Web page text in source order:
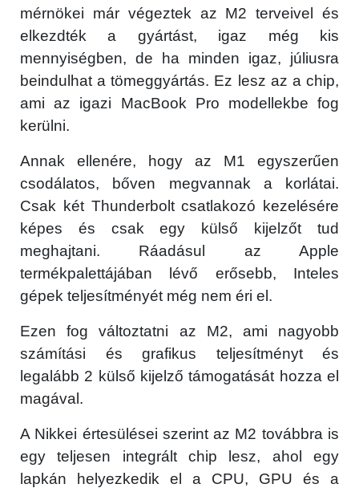
mérnökei már végeztek az M2 terveivel és
elkezdték a gyártást, igaz még kis
mennyiségben, de ha minden igaz, júliusra
beindulhat a tömeggyártás. Ez lesz az a chip,
ami az igazi MacBook Pro modellekbe fog
kerülni.
Annak ellenére, hogy az M1 egyszerűen
csodálatos, bőven megvannak a korlátai.
Csak két Thunderbolt csatlakozó kezelésére
képes és csak egy külső kijelzőt tud
meghajtani. Ráadásul az Apple
termékpalettájában lévő erősebb, Inteles
gépek teljesítményét még nem éri el.
Ezen fog változtatni az M2, ami nagyobb
számítási és grafikus teljesítményt és
legalább 2 külső kijelző támogatását hozza el
magával.
A Nikkei értesülései szerint az M2 továbbra is
egy teljesen integrált chip lesz, ahol egy
lapkán helyezkedik el a CPU, GPU és a